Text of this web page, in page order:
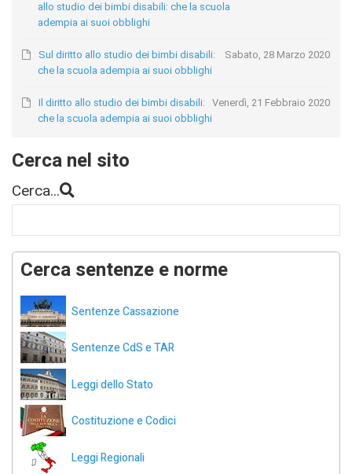
allo studio dei bimbi disabili: che la scuola
adempia ai suoi obblighi
Sabato, 28 Marzo 2020
Sul diritto allo studio dei bimbi disabili:
che la scuola adempia ai suoi obblighi
Venerdì, 21 Febbraio 2020
Il diritto allo studio dei bimbi disabili:
che la scuola adempia ai suoi obblighi
Cerca nel sito
Cerca...
Cerca sentenze e norme
Sentenze Cassazione
Sentenze CdS e TAR
Leggi dello Stato
Costituzione e Codici
Leggi Regionali